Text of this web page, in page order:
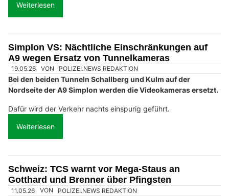
Weiterlesen
Simplon VS: Nächtliche Einschränkungen auf
A9 wegen Ersatz von Tunnelkameras
19.05.26 VON POLIZEI.NEWS REDAKTION
Bei den beiden Tunneln Schallberg und Kulm auf der
Nordseite der A9 Simplon werden die Videokameras ersetzt.
Dafür wird der Verkehr nachts einspurig geführt.
Weiterlesen
Schweiz: TCS warnt vor Mega-Staus an
Gotthard und Brenner über Pfingsten
11.05.26 VON POLIZEI.NEWS REDAKTION